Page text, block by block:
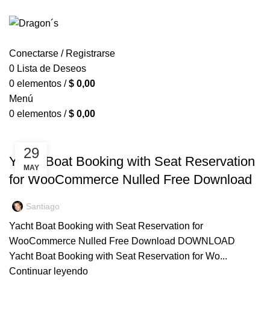
Conectarse / Registrarse
0 Lista de Deseos
0 elementos / $ 0,00
Menú
0 elementos / $ 0,00
29
MAY
Yacht Boat Booking with Seat Reservation
for WooCommerce Nulled Free Download
Santiago
Yacht Boat Booking with Seat Reservation for
WooCommerce Nulled Free Download DOWNLOAD
Yacht Boat Booking with Seat Reservation for Wo...
Continuar leyendo